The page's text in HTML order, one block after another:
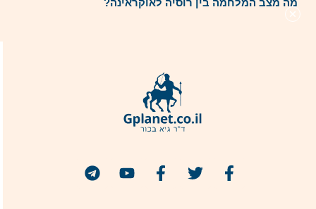
מה מצב המלחמה בין רוסיה לאוקראינה?